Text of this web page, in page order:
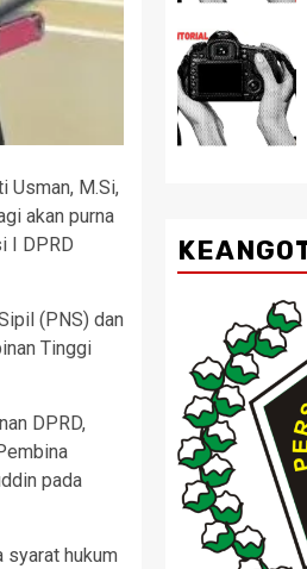
Usman, M.Si,
akan purna
I DPRD
(PNS) dan
Tinggi
DPRD,
pada
hukum